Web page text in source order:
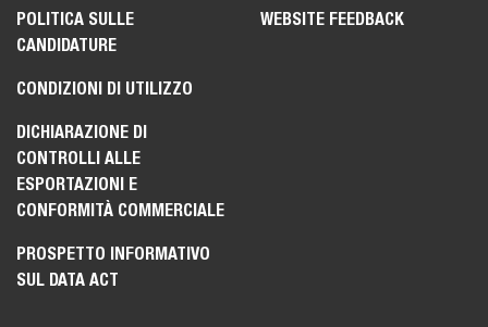
POLITICA SULLE
CANDIDATURE
CONDIZIONI DI UTILIZZO
DICHIARAZIONE DI
CONTROLLI ALLE
ESPORTAZIONI E
CONFORMITÀ COMMERCIALE
PROSPETTO INFORMATIVO
SUL DATA ACT
WEBSITE FEEDBACK